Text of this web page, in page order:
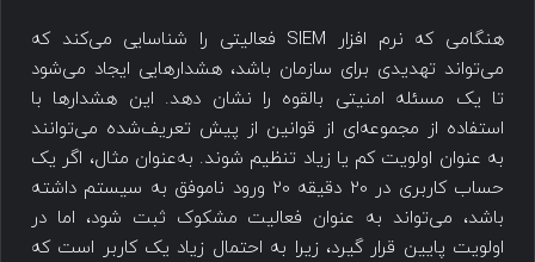
هنگامی که نرم افزار SIEM فعالیتی را شناسایی می‌کند که
می‌تواند تهدیدی برای سازمان باشد، هشدارهایی ایجاد می‌شود
تا یک مسئله امنیتی بالقوه را نشان دهد. این هشدارها با
استفاده از مجموعه‌ای از قوانین از پیش تعریف‌شده می‌توانند
به عنوان اولویت کم یا زیاد تنظیم شوند. به‌عنوان مثال، اگر یک
حساب کاربری در 20 دقیقه 20 ورود ناموفق به سیستم داشته
باشد، می‌تواند به عنوان فعالیت مشکوک ثبت شود، اما در
اولویت پایین قرار گیرد، زیرا به احتمال زیاد یک کاربر است که